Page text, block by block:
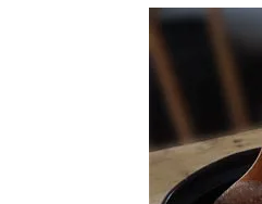
Joy Manning（アクセサ
（内田洋一朗）